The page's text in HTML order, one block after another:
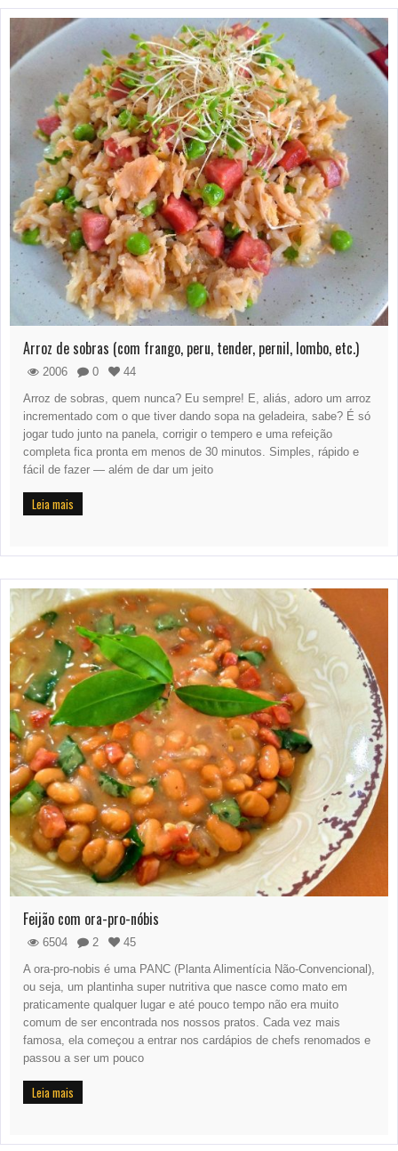
Arroz de sobras (com frango, peru, tender, pernil, lombo, etc.)
2006 0
44
Arroz de sobras, quem nunca? Eu sempre! E, aliás, adoro um arroz
incrementado com o que tiver dando sopa na geladeira, sabe? É só
jogar tudo junto na panela, corrigir o tempero e uma refeição
completa fica pronta em menos de 30 minutos. Simples, rápido e
fácil de fazer — além de dar um jeito
Leia mais
Feijão com ora-pro-nóbis
6504 2
45
A ora-pro-nobis é uma PANC (Planta Alimentícia Não-Convencional),
ou seja, um plantinha super nutritiva que nasce como mato em
praticamente qualquer lugar e até pouco tempo não era muito
comum de ser encontrada nos nossos pratos. Cada vez mais
famosa, ela começou a entrar nos cardápios de chefs renomados e
passou a ser um pouco
Leia mais